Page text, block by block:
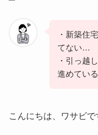
・新築住
てない…
・引っ越
進めてい
こんにちは、ワサビで